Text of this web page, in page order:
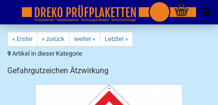
« Erster « zurück weiter »
Letzter »
9 Artikel in dieser Kategorie
Gefahrgutzeichen Ätzwirkung